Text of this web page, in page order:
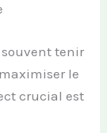
tenir
le
crucial est